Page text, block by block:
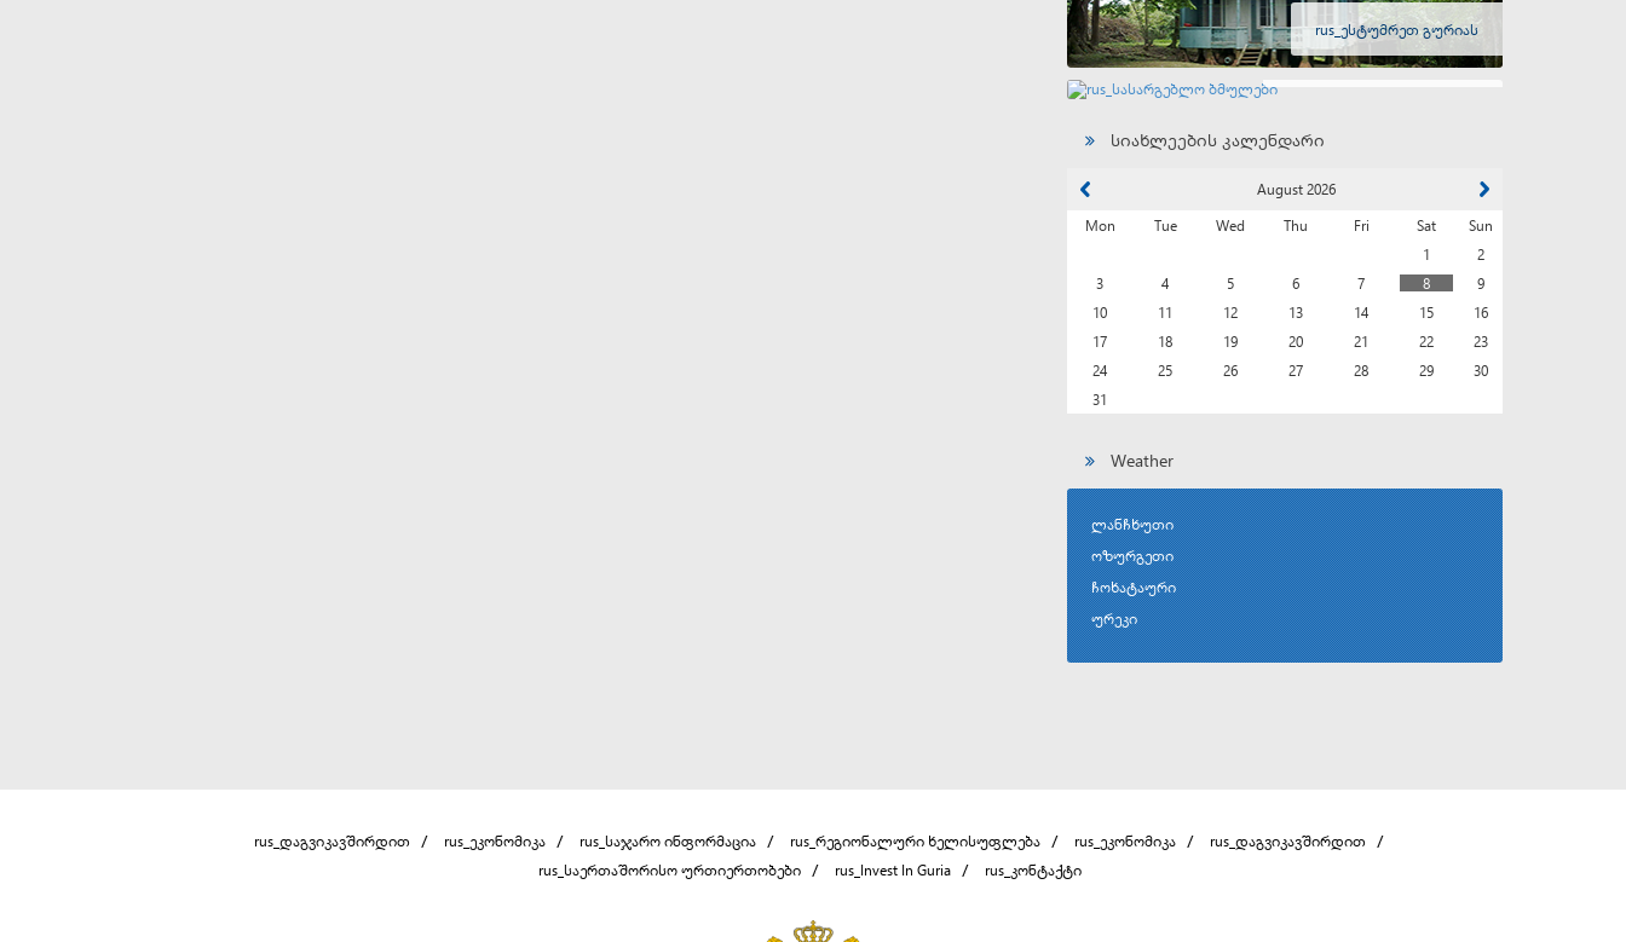
rus_ესტუმრეთ გურიას
rus_სასარგებლო ბმულები
სიახლეების კალენდარი
August 2026
Mon
Tue Wed Thu Fri Sat
Sun
1
2
3
4 5 6 7 8
9
10
11 12 13 14 15
16
17
18 19 20 21 22
23
24
25 26 27 28 29
30
31
Weather
ლანჩხუთი
ოზურგეთი
ჩოხატაური
ურეკი
rus_დაგვიკავშირდით rus_ეკონომიკა rus_საჯარო ინფორმაცია rus_რეგიონალური ხელისუფლება rus_ეკონომიკა
rus_დაგვიკავშირდით
rus_საერთაშორისო ურთიერთობები
rus_Invest In Guria rus_კონტაქტი